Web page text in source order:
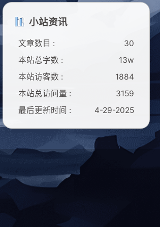
小站资讯
文章数目 :
30
本站总字数 :
13w
本站访客数 :
1884
本站总访问量 :
3159
最后更新时间 :
4-29-2025